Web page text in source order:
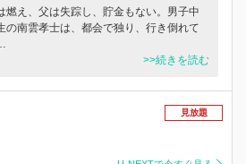
燃え、父は失踪し、貯金もない。男子中
の南雲孝士は、都会で独り、行き倒れて
>>続きを読む
見放題